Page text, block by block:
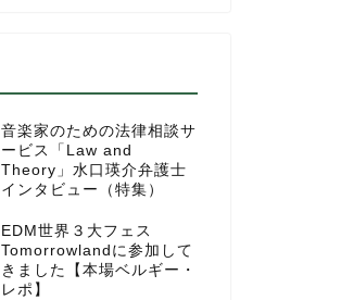
音楽家のための法律相談サ
ービス「Law and
Theory」水口瑛介弁護士
インタビュー（特集）
EDM世界３大フェス
Tomorrowlandに参加して
きました【本場ベルギー・
レポ】